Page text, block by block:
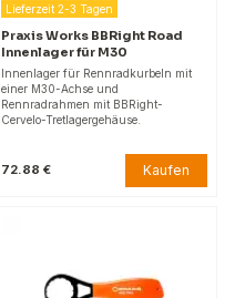
Lieferzeit 2-3 Tagen
Praxis Works BBRight Road
Innenlager für M30
Innenlager für Rennradkurbeln mit
einer M30-Achse und
Rennradrahmen mit BBRight-
Cervelo-Tretlagergehäuse.
72.88 € Kaufen